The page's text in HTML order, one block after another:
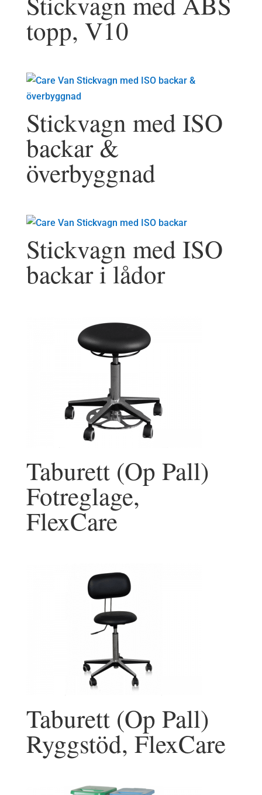
topp, V10
Stickvagn med ISO
backar &
överbyggnad
Stickvagn med ISO
backar i lådor
Taburett (Op Pall)
Fotreglage,
FlexCare
Taburett (Op Pall)
Ryggstöd, FlexCare